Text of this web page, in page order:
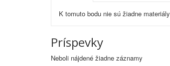
K tomuto bodu nie sú žiadne materiály
Príspevky
Neboli nájdené žiadne záznamy